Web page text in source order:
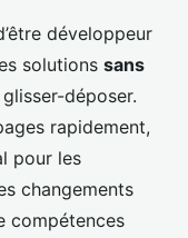
développeur
solutions sans
déposer.
rapidement,
pour les
changements
compétences